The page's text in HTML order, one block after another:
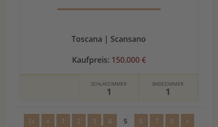
Toscana | Scansano
Kaufpreis: 150.000 €
SCHLAFZIMMER
1
BADEZIMMER
1
[« « 1 2 3 4 5 6 7 8
»